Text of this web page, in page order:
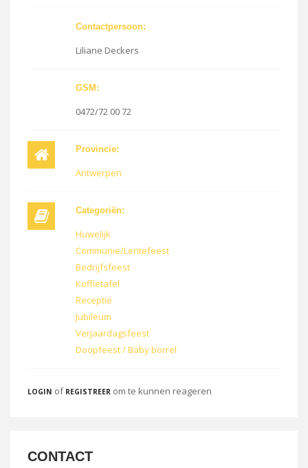
Contactpersoon:
Liliane Deckers
GSM:
0472/72 00 72
Provincie:
Antwerpen
Categoriën:
Huwelijk
Communie/Lentefeest
Bedrijfsfeest
Koffietafel
Receptie
Jubileum
Verjaardagsfeest
Doopfeest / Baby borrel
LOGIN of REGISTREER om te kunnen reageren
CONTACT